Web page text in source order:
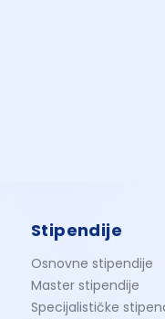
Stipendije
Osnovne stipendije
Master stipendije
Specijalističke